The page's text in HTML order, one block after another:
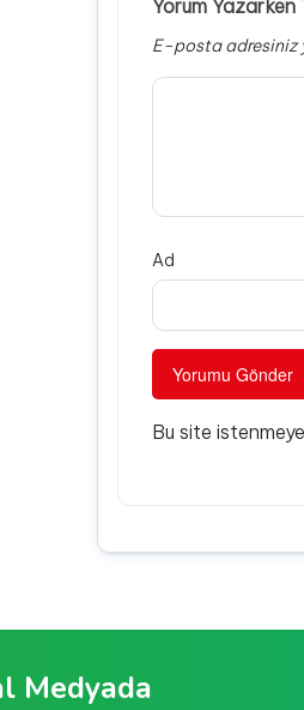
Yorum Yazarken
E-posta adresiniz
Ad
Bu site
Medyada